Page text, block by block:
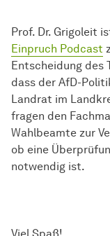
Prof. Dr. Grigoleit
Einpruch Podcast
Entscheidung des
dass der AfD-
Landrat im
fragen den
Wahlbeamte zur
ob eine
notwendig ist.